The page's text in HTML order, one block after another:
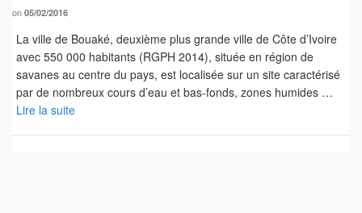
on 05/02/2016
La ville de Bouaké, deuxième plus grande ville de Côte d’Ivoire
avec 550 000 habitants (RGPH 2014), située en région de
savanes au centre du pays, est localisée sur un site caractérisé
par de nombreux cours d’eau et bas-fonds, zones humides …
Lire la suite